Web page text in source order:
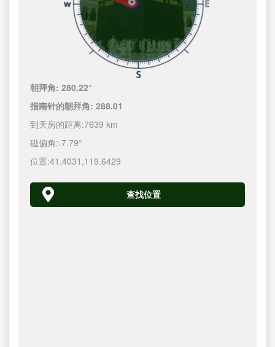
朝拜角:280.22°
指南针的朝拜角:288.01
到天房的距离:7639 km
磁偏角:-7.79°
位置:41.4031 ,119.6430
查找位置